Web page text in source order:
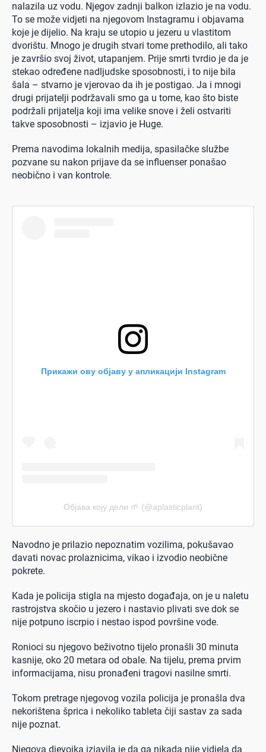
nalazila uz vodu. Njegov zadnji balkon izlazio je na vodu.
To se može vidjeti na njegovom Instagramu i objavama
koje je dijelio. Na kraju se utopio u jezeru u vlastitom
dvorištu. Mnogo je drugih stvari tome prethodilo, ali tako
je završio svoj život, utapanjem. Prije smrti tvrdio je da je
stekao određene nadljudske sposobnosti, i to nije bila
šala – stvarno je vjerovao da ih je postigao. Ja i mnogi
drugi prijatelji podržavali smo ga u tome, kao što biste
podržali prijatelja koji ima velike snove i želi ostvariti
takve sposobnosti – izjavio je Huge.
Prema navodima lokalnih medija, spasilačke službe
pozvane su nakon prijave da se influenser ponašao
neobično i van kontrole.
Прикажи ову објаву у апликацији Instagram
Објава коју дели 🌱 (@aplasticplant)
Navodno je prilazio nepoznatim vozilima, pokušavao
davati novac prolaznicima, vikao i izvodio neobične
pokrete.
Kada je policija stigla na mjesto događaja, on je u naletu
rastrojstva skočio u jezero i nastavio plivati sve dok se
nije potpuno iscrpio i nestao ispod površine vode.
Ronioci su njegovo beživotno tijelo pronašli 30 minuta
kasnije, oko 20 metara od obale. Na tijelu, prema prvim
informacijama, nisu pronađeni tragovi nasilne smrti.
Tokom pretrage njegovog vozila policija je pronašla dva
nekorištena šprica i nekoliko tableta čiji sastav za sada
nije poznat.
Njegova djevojka izjavila je da ga nikada nije vidjela da